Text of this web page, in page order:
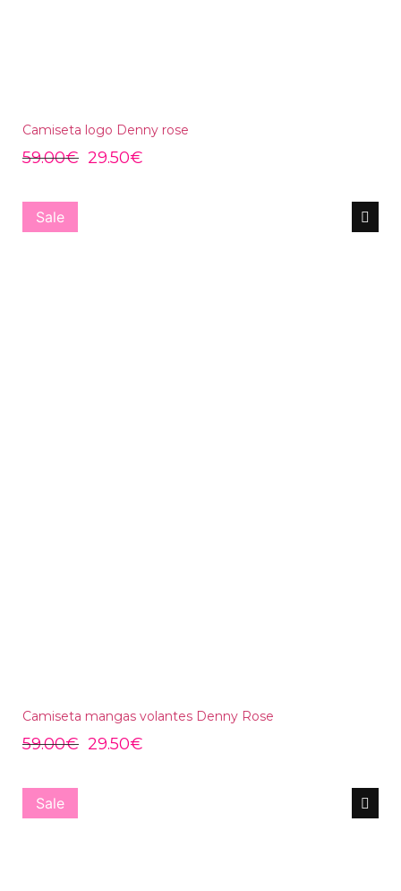
Camiseta logo Denny rose
59.00€ 29.50€
Sale
Camiseta mangas volantes Denny Rose
59.00€ 29.50€
Sale